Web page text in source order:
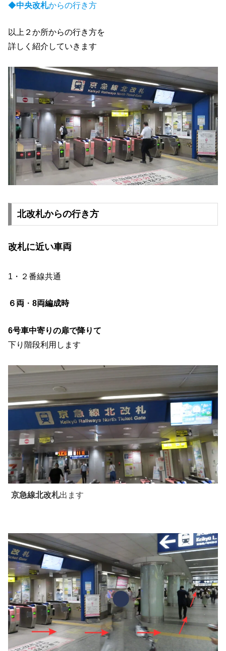
◆中央改札からの行き方
以上２か所からの行き方を
詳しく紹介していきます
北改札からの行き方
改札に近い車両
1・２番線共通
６両 ・ 8両編成時
6号車中寄りの扉で降りて
下り階段利用します
京急線北改札出ます